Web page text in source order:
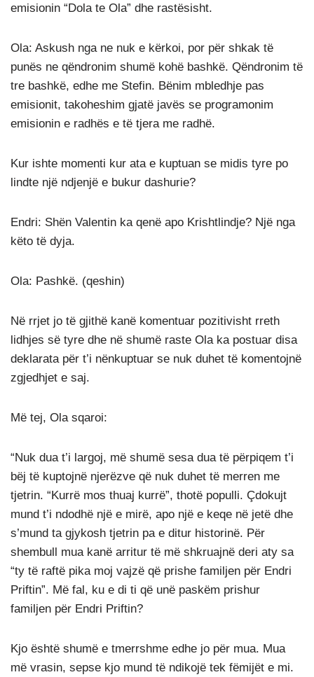
emisionin “Dola te Ola” dhe rastësisht.
Ola: Askush nga ne nuk e kërkoi, por për shkak të
punës ne qëndronim shumë kohë bashkë. Qëndronim të
tre bashkë, edhe me Stefin. Bënim mbledhje pas
emisionit, takoheshim gjatë javës se programonim
emisionin e radhës e të tjera me radhë.
Kur ishte momenti kur ata e kuptuan se midis tyre po
lindte një ndjenjë e bukur dashurie?
Endri: Shën Valentin ka qenë apo Krishtlindje? Një nga
këto të dyja.
Ola: Pashkë. (qeshin)
Në rrjet jo të gjithë kanë komentuar pozitivisht rreth
lidhjes së tyre dhe në shumë raste Ola ka postuar disa
deklarata për t’i nënkuptuar se nuk duhet të komentojnë
zgjedhjet e saj.
Më tej, Ola sqaroi:
“Nuk dua t’i largoj, më shumë sesa dua të përpiqem t’i
bëj të kuptojnë njerëzve që nuk duhet të merren me
tjetrin. “Kurrë mos thuaj kurrë”, thotë populli. Çdokujt
mund t’i ndodhë një e mirë, apo një e keqe në jetë dhe
s’mund ta gjykosh tjetrin pa e ditur historinë. Për
shembull mua kanë arritur të më shkruajnë deri aty sa
“ty të raftë pika moj vajzë që prishe familjen për Endri
Priftin”. Më fal, ku e di ti që unë paskëm prishur
familjen për Endri Priftin?
Kjo është shumë e tmerrshme edhe jo për mua. Mua
më vrasin, sepse kjo mund të ndikojë tek fëmijët e mi.